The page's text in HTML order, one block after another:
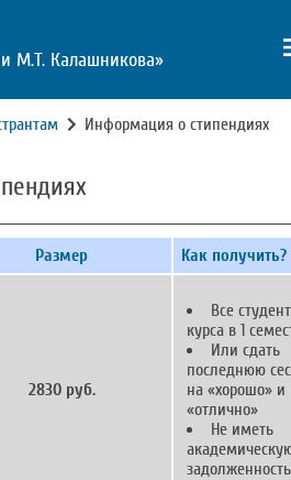
М.Т. Калашникова»
Информация о стипендиях
Размер Как получить?
2830 руб.
Все
курса в 1
Или сдать
последнюю
на «хорошо» и
«отлично»
Не иметь
задолженность